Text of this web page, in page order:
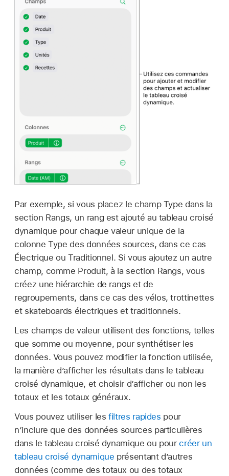
Par exemple, si vous placez le champ Type dans la
section Rangs, un rang est ajouté au tableau croisé
dynamique pour chaque valeur unique de la
colonne Type des données sources, dans ce cas
Électrique ou Traditionnel. Si vous ajoutez un autre
champ, comme Produit, à la section Rangs, vous
créez une hiérarchie de rangs et de
regroupements, dans ce cas des vélos, trottinettes
et skateboards électriques et traditionnels.
Les champs de valeur utilisent des fonctions, telles
que somme ou moyenne, pour synthétiser les
données. Vous pouvez modifier la fonction utilisée,
la manière d’afficher les résultats dans le tableau
croisé dynamique, et choisir d’afficher ou non les
totaux et les totaux généraux.
Vous pouvez utiliser lesfiltres rapides pour
n’inclure que des données sources particulières
dans le tableau croisé dynamique ou pourcréer un
tableau croisé dynamique présentant d’autres
données (comme des totaux ou des totaux